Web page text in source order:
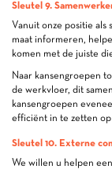
Sleutel 9.
Vanuit onze positie
maat informeren,
komen met de juiste
Naar kansengroepen
de werkvloer, dit
kansengroepen
efficiënt in te zetten
Sleutel 10. Externe
We willen u helpen